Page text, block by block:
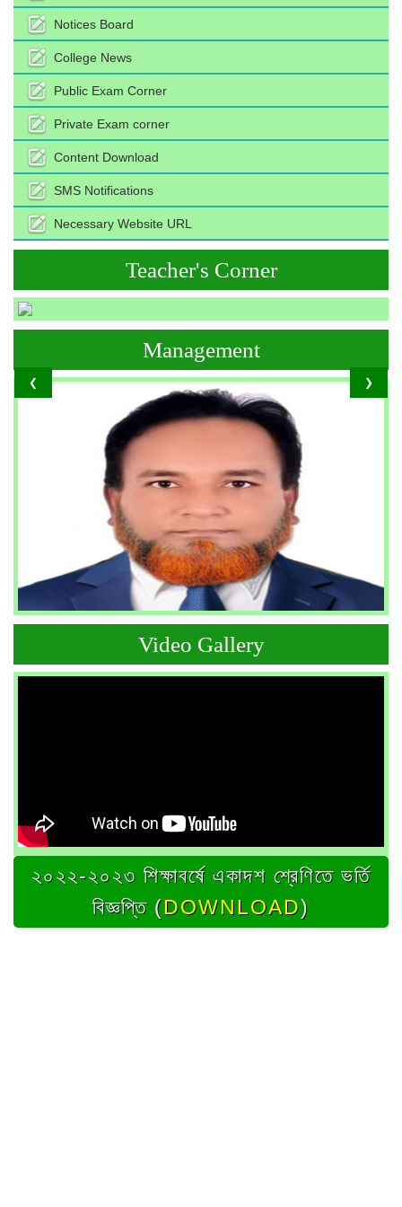
Notices Board
College News
Public Exam Corner
Private Exam corner
Content Download
SMS Notifications
Necessary Website URL
Teacher's Corner
❮ ❯
Management
Video Gallery
২০২২-২০২৩ শিক্ষাবর্ষে একাদশ শ্রেণিতে ভর্তি
বিজ্ঞপ্তি (DOWNLOAD)